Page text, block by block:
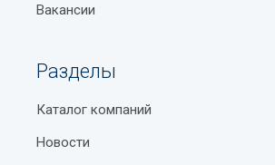
Вакансии
Разделы
Каталог компаний
Новости